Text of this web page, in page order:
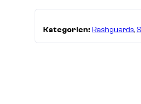
Kategorien: Rashguards,